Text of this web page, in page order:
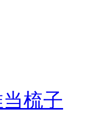
梳子